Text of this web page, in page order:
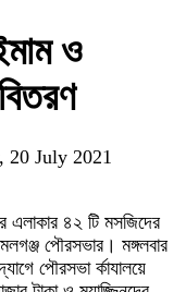
ও
20 July 2021
এলাকার ৪২ টি মসজিদের
পৌরসভার। মঙ্গলবার
পৌরসভা র্কাযালয়ে